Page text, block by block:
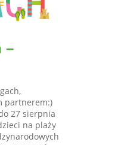
–
partnerem:)
27 sierpnia
na plaży